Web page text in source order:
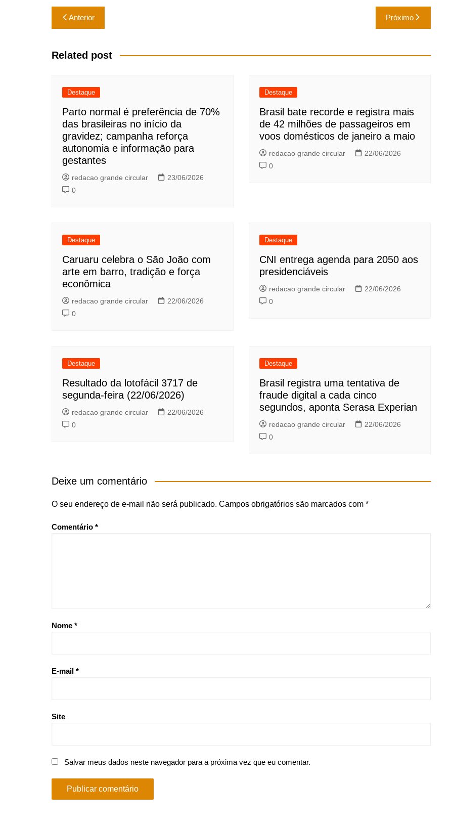
Navegação
de
Post
Anterior Próximo
Related post
Destaque
Parto normal é preferência de 70%
das brasileiras no início da
gravidez; campanha reforça
autonomia e informação para
gestantes
redacao grande circular
23/06/2026
0
Destaque
Brasil bate recorde e registra mais
de 42 milhões de passageiros em
voos domésticos de janeiro a maio
redacao grande circular
22/06/2026
0
Destaque
Caruaru celebra o São João com
arte em barro, tradição e força
econômica
redacao grande circular
22/06/2026
0
Destaque
CNI entrega agenda para 2050 aos
presidenciáveis
redacao grande circular
22/06/2026
0
Destaque
Resultado da lotofácil 3717 de
segunda-feira (22/06/2026)
redacao grande circular
22/06/2026
0
Destaque
Brasil registra uma tentativa de
fraude digital a cada cinco
segundos, aponta Serasa Experian
redacao grande circular
22/06/2026
0
Deixe um comentário
O seu endereço de e-mail não será publicado. Campos obrigatórios são marcados com *
Comentário *
Nome *
E-mail *
Site
Salvar meus dados neste navegador para a próxima vez que eu comentar.